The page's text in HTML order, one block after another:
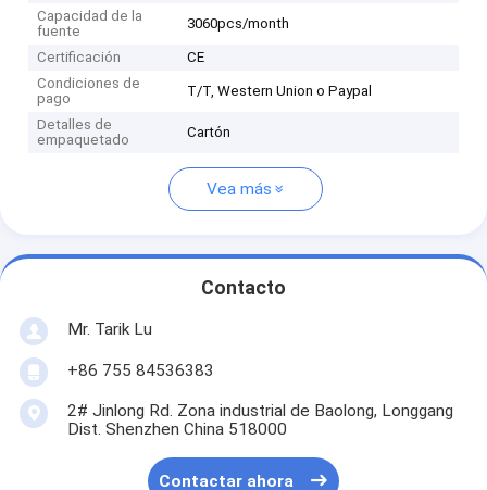
Capacidad de la
fuente
3060pcs/month
Certificación
CE
Condiciones de
pago
T/T, Western Union o Paypal
Detalles de
empaquetado
Cartón
Vea más
Contacto
Mr. Tarik Lu
+86 755 84536383
2# Jinlong Rd. Zona industrial de Baolong, Longgang
Dist. Shenzhen China 518000
Contactar ahora